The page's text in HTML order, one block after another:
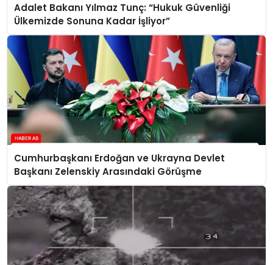
Adalet Bakanı Yılmaz Tunç: “Hukuk Güvenliği
Ülkemizde Sonuna Kadar İşliyor”
Cumhurbaşkanı Erdoğan ve Ukrayna Devlet
Başkanı Zelenskiy Arasındaki Görüşme